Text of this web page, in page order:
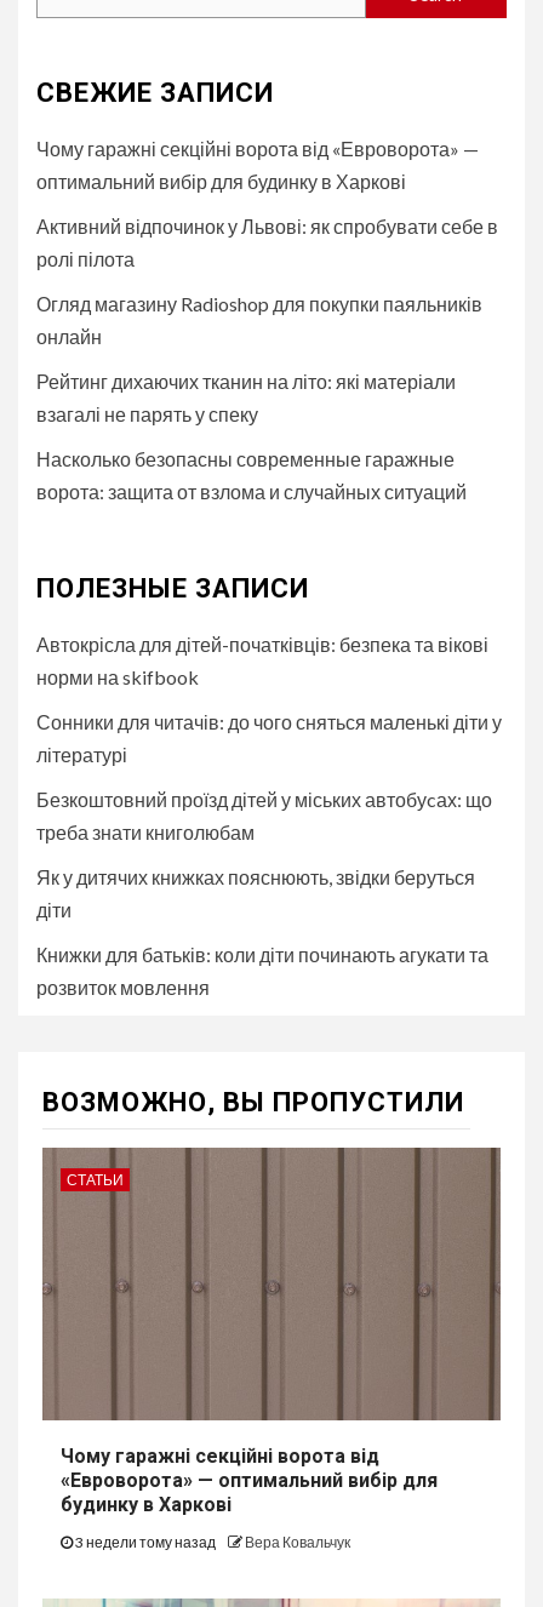
СВЕЖИЕ ЗАПИСИ
Чому гаражні секційні ворота від «Евроворота» —
оптимальний вибір для будинку в Харкові
Активний відпочинок у Львові: як спробувати себе в
ролі пілота
Огляд магазину Radioshop для покупки паяльників
онлайн
Рейтинг дихаючих тканин на літо: які матеріали
взагалі не парять у спеку
Насколько безопасны современные гаражные
ворота: защита от взлома и случайных ситуаций
ПОЛЕЗНЫЕ ЗАПИСИ
Автокрісла для дітей-початківців: безпека та вікові
норми на skifbook
Сонники для читачів: до чого сняться маленькі діти у
літературі
Безкоштовний проїзд дітей у міських автобуcах: що
треба знати книголюбам
Як у дитячих книжках пояснюють, звідки беруться
діти
Книжки для батьків: коли діти починають агукати та
розвиток мовлення
ВОЗМОЖНО, ВЫ ПРОПУСТИЛИ
СТАТЬИ
Чому гаражні секційні ворота від
«Евроворота» — оптимальний вибір для
будинку в Харкові
3 недели тому назад Вера Ковальчук